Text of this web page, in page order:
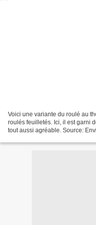
Voici une variante du roulé au
roulés feuilletés. Ici, il est garni
tout aussi agréable. Source: Envie de bien